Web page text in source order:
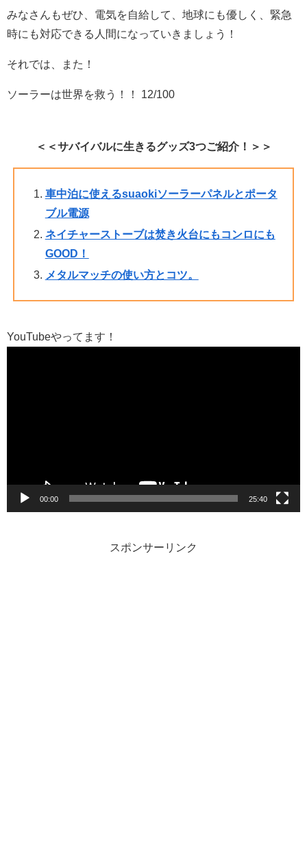
みなさんもぜひ、電気を自給して、地球にも優しく、緊急
時にも対応できる人間になっていきましょう！
それでは、また！
ソーラーは世界を救う！！ 12/100
＜＜サバイバルに生きるグッズ3つご紹介！＞＞
車中泊に使えるsuaokiソーラーパネルとポータ
ブル電源
ネイチャーストーブは焚き火台にもコンロにも
GOOD！
メタルマッチの使い方とコツ。
YouTubeやってます！
00:00 25:40
スポンサーリンク